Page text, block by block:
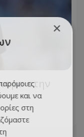
στην
×
και να
στη